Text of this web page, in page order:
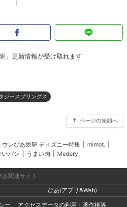
」更新情報が受け取れます
ジースプリングス
ページの先頭へ
ウレぴあ総研 ディズニー特集 mimot.
いパン うまい肉 Medery.
あ関連サイト
ぴあ(アプリ&Web)
ー アクセスデータの利用・著作権等